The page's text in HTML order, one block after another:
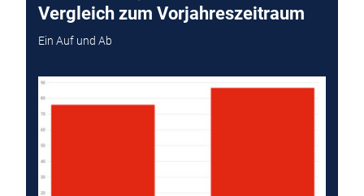
Vergleich zum Vorjahreszeitraum
Ein Auf und Ab